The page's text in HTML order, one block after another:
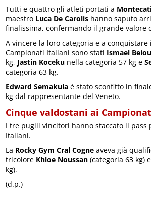
Tutti e quattro gli atleti portati a
maestro Luca De Carolis hanno saputo
finalissima, confermando il grande valore
A vincere la loro categoria e a conquistare
Campionati Italiani sono stati Ismael
kg, Jastin Koceku nella categoria 57 kg e
categoria 63 kg.
Edward Semakula è stato sconfitto in
kg dal rappresentante del Veneto.
Cinque valdostani ai
I tre pugili vincitori hanno staccato il pass
Italiani.
La Rocky Gym Cral Cogne aveva già
tricolore Khloe Noussan (categoria 63 kg) e
kg).
(d.p.)